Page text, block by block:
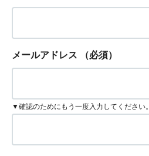
メールアドレス （必須）
▼確認のためにもう一度入力してください。